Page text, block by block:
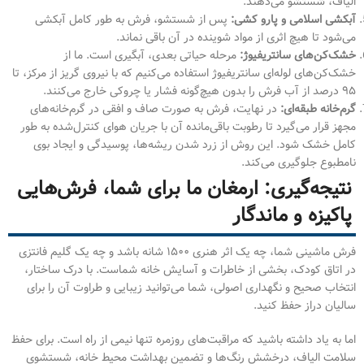
آبکشی اسلامی و پارو کشی: پس از شستشو، فرش به طور کامل آبکشی
می‌شود تا هیچ اثری از مواد شوینده در آن باقی نماند.
خشک‌کن‌های سانتریفیوژ: مرحله حیاتی بعدی، آبگیری است. ما از
خشک‌کن‌های لوله‌ای سانتریفیوژ استفاده می‌کنیم که با نیروی گریز از مرکز، تا
۹۵ درصد از آب فرش را بدون هیچ‌گونه فشار یا چروکی خارج می‌کنند.
گرم‌خانه طبقه‌ای: در نهایت، فرش به صورت صاف و افقی در گرم‌خانه‌های
مجهز قرار می‌گیرد تا رطوبت باقی‌مانده آن با جریان هوای کنترل‌شده به طور
کامل خشک شود. این روش از زرد شدن ریشه‌ها، پوسیدگی و ایجاد بوی
نامطبوع جلوگیری می‌کند.
نتیجه‌گیری: ارمغان ما برای شما، فرش‌هایی
پاکیزه و ماندگار
فرش ماشینی شما، چه یک اثر هنری ۱۵۰۰ شانه باشد و چه یک گلیم فانتزی
در اتاق کودک، بخشی از خاطرات و آسایش خانه شماست. با درک ساختار،
انتخاب صحیح و نگهداری اصولی، شما می‌توانید زیبایی و طراوت آن را برای
سالیان دراز حفظ کنید.
اما به یاد داشته باشید که مراقبت‌های روزمره تنها نیمی از راه است. برای حفظ
سلامت الیاف، درخشش رنگ‌ها و تضمین بهداشت محیط خانه، شستشوی